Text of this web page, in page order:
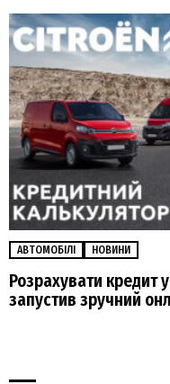
АВТОМОБІЛІ НОВИНИ
Розрахувати кредит у
запустив зручний